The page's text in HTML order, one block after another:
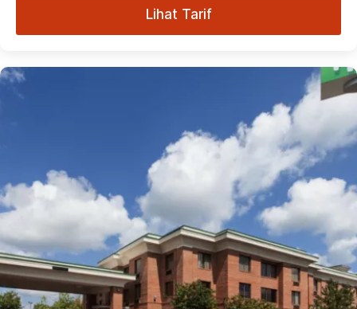
Lihat Tarif